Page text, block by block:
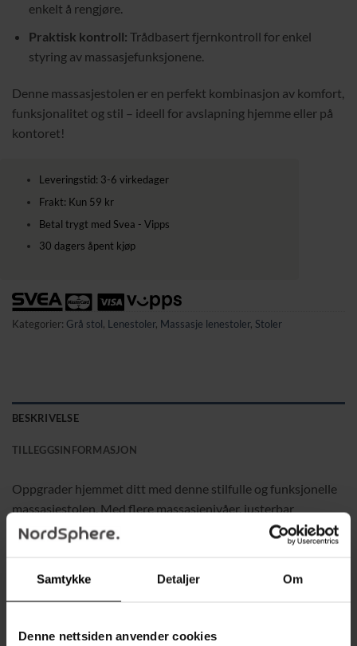
Samtykke Detaljer Om
Denne nettsiden anvender cookies
enkelt å rengjøre.
Praktisk kontroll: Trådbasert fjernkontroll for enkel
styring av massasjefunksjonene.
Denne massasjestolen er en perfekt kombinasjon av komfort,
funksjonalitet og stil – ideell for avslapning hjemme eller på
kontoret!
Leveringstid: 3-6 virkedager
Frakt: Kun 59 kr
Betal trygt med Svea - Vipps
30 dagers åpent kjøp
Kategorier: Grå stol, Lenestoler, Massasje lenestoler, Stoler
BESKRIVELSE
TILLEGGSINFORMASJON
Oppgrader hjemmet ditt med denne stilfulle og funksjonelle
massasjestolen. Med flere massasjenivåer, justerbar
tilbakelent funksjon og en praktisk design, er den perfekt for
avslapping og velvære. Det slitesterke kunstlæret gir et
konstruksjonen sikrer komfort og stabilitet.